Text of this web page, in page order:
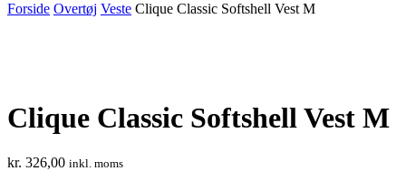
Forside Overtøj Veste Clique Classic Softshell Vest M
Clique Classic Softshell Vest M
kr. 326,00 inkl. moms